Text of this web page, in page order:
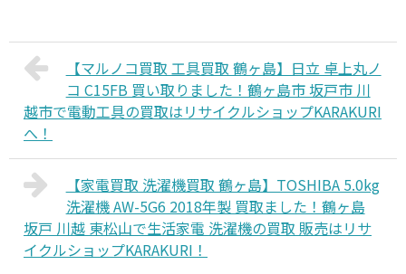
【マルノコ買取 工具買取 鶴ヶ島】日立 卓上丸ノ
コ C15FB 買い取りました！鶴ヶ島市 坂戸市 川
越市で電動工具の買取はリサイクルショップKARAKURI
へ！
【家電買取 洗濯機買取 鶴ヶ島】TOSHIBA 5.0kg
洗濯機 AW-5G6 2018年製 買取ました！鶴ヶ島
坂戸 川越 東松山で生活家電 洗濯機の買取 販売はリサ
イクルショップKARAKURI！